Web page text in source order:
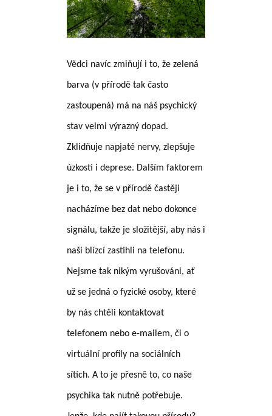
Vědci navíc zmiňují i to, že zelená
barva (v přírodě tak často
zastoupená) má na náš psychický
stav velmi výrazný dopad.
Zklidňuje napjaté nervy, zlepšuje
úzkosti i deprese. Dalším faktorem
je i to, že se v přírodě častěji
nacházíme bez dat nebo dokonce
signálu, takže je složitější, aby nás i
naši blízcí zastihli na telefonu.
Nejsme tak nikým vyrušováni, ať
už se jedná o fyzické osoby, které
by nás chtěli kontaktovat
telefonem nebo e-mailem, či o
virtuální profily na sociálních
sítích. A to je přesně to, co naše
psychika tak nutně potřebuje.